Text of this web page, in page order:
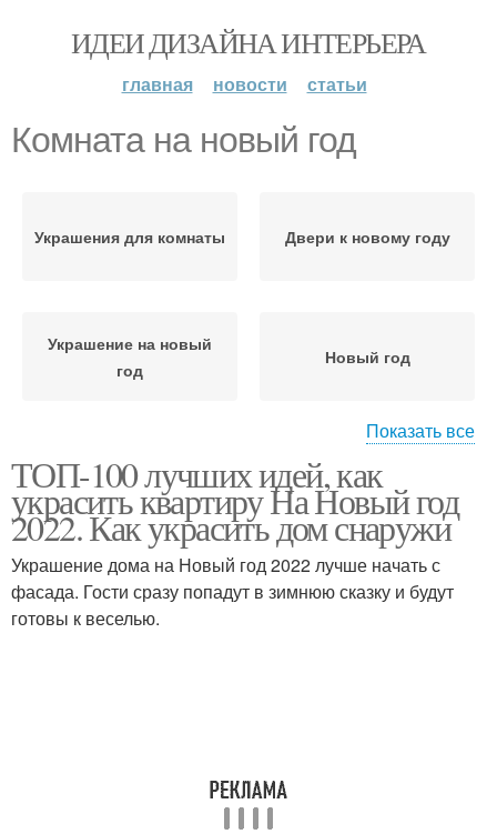
ИДЕИ ДИЗАЙНА ИНТЕРЬЕРА
главная новости статьи
Комната на новый год
Украшения для комнаты Двери к новому году
Украшение на новый
год
Новый год
Год в рисунках Гирлянды на новый год
Дом к новому году Год без елки
Показать все
ТОП-100 лучших идей, как
украсить квартиру На Новый год
2022. Как украсить дом снаружи
Украшение дома на Новый год 2022 лучше начать с
фасада. Гости сразу попадут в зимнюю сказку и будут
готовы к веселью.